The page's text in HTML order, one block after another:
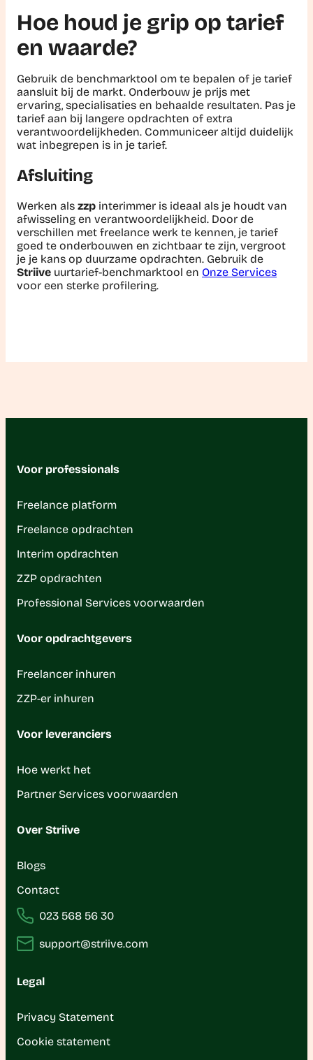
Hoe houd je grip op tarief
en waarde?
Gebruik de benchmarktool om te bepalen of je tarief
aansluit bij de markt. Onderbouw je prijs met
ervaring, specialisaties en behaalde resultaten. Pas je
tarief aan bij langere opdrachten of extra
verantwoordelijkheden. Communiceer altijd duidelijk
wat inbegrepen is in je tarief.
Afsluiting
Werken als zzp interimmer is ideaal als je houdt van
afwisseling en verantwoordelijkheid. Door de
verschillen met freelance werk te kennen, je tarief
goed te onderbouwen en zichtbaar te zijn, vergroot
je je kans op duurzame opdrachten. Gebruik de
Striive uurtarief-benchmarktool en Onze Services
voor een sterke profilering.
Voor professionals
Freelance platform
Freelance opdrachten
Interim opdrachten
ZZP opdrachten
Professional Services voorwaarden
Voor opdrachtgevers
Freelancer inhuren
ZZP-er inhuren
Voor leveranciers
Hoe werkt het
Partner Services voorwaarden
Over Striive
Blogs
Contact
023 568 56 30
support@striive.com
Legal
Privacy Statement
Cookie statement